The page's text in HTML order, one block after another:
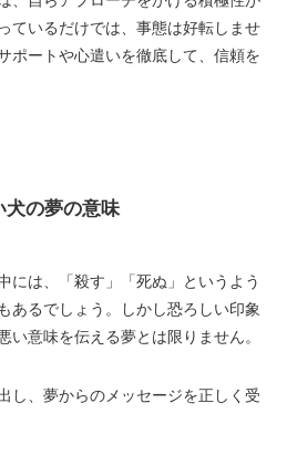
ているだけでは、事態は好転しませ
ポートや心遣いを徹底して、信頼を
犬の夢の意味
には、「殺す」「死ぬ」というよう
あるでしょう。しかし恐ろしい印象
い意味を伝える夢とは限りません。
し、夢からのメッセージを正しく受